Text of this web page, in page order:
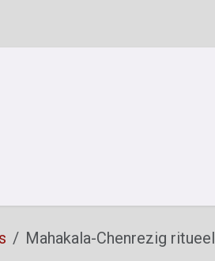
Mahakala-Chenrezig ritueel